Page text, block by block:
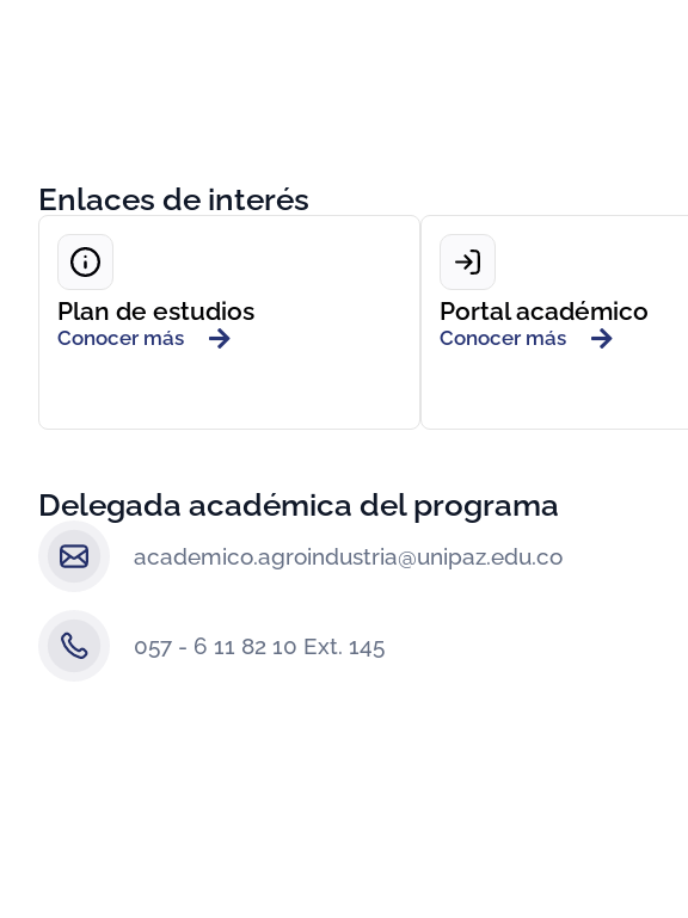
Enlaces de interés
Plan de estudios
Conocer más
Portal académico
Conocer más
Delegada académica del programa
academico.agroindustria@unipaz.edu.co
057 - 6 11 82 10 Ext. 145